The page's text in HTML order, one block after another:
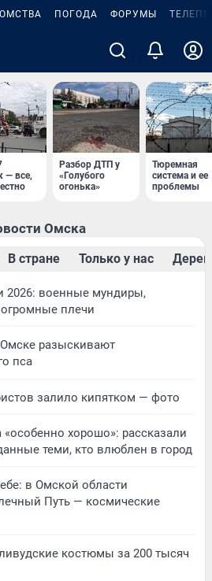
ПОГОДА ФОРУМЫ
— все,
Разбор ДТП у
«Голубого
огонька»
Тюремная
система и ее
проблемы
Омска
В стране Только у нас
2026: военные мундиры,
плечи
Омске разыскивают
пса
залило кипятком — фото
хорошо»: рассказали
теми, кто влюблен в город
в Омской области
Путь — космические
костюмы за 200 тысяч